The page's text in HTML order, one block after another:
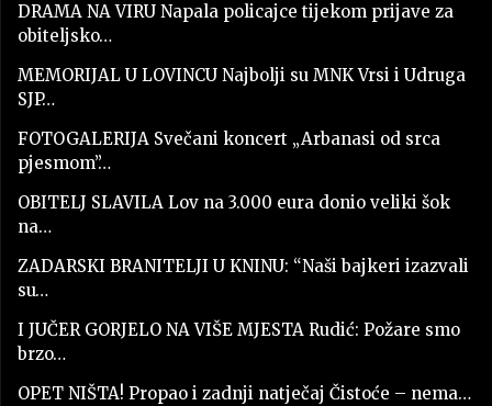
DRAMA NA VIRU Napala policajce tijekom prijave za
obiteljsko…
MEMORIJAL U LOVINCU Najbolji su MNK Vrsi i Udruga
SJP…
FOTOGALERIJA Svečani koncert „Arbanasi od srca
pjesmom”…
OBITELJ SLAVILA Lov na 3.000 eura donio veliki šok
na…
ZADARSKI BRANITELJI U KNINU: “Naši bajkeri izazvali
su…
I JUČER GORJELO NA VIŠE MJESTA Rudić: Požare smo
brzo…
OPET NIŠTA! Propao i zadnji natječaj Čistoće – nema…